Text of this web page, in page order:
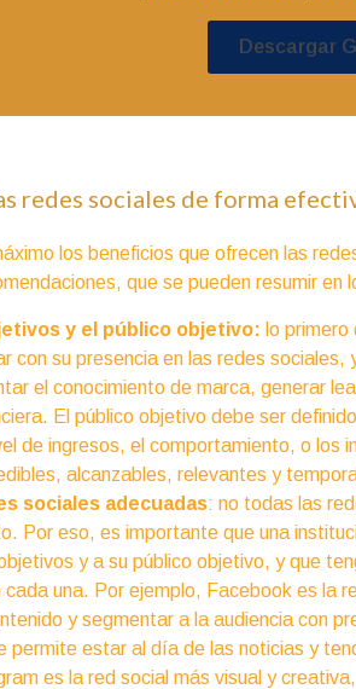
Descargar
redes sociales de forma
los beneficios que ofrecen las
que se pueden resumir en
y el público objetivo: lo
con su presencia en las redes
el conocimiento de marca, generar
El público objetivo debe ser
de ingresos, el comportamiento, o
alcanzables, relevantes y
sociales adecuadas: no todas las
Por eso, es importante que una
y a su público objetivo, y que
una. Por ejemplo, Facebook es la
y segmentar a la audiencia con
permite estar al día de las noticias y
es la red social más visual y